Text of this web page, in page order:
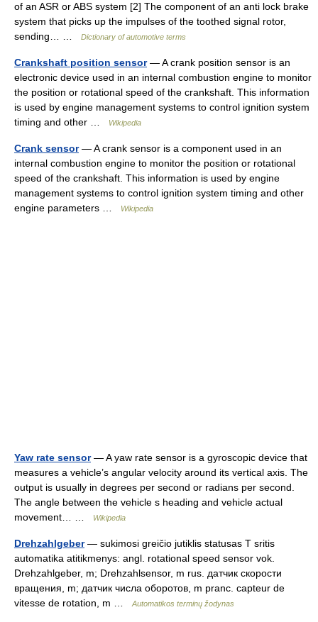
of an ASR or ABS system [2] The component of an anti lock brake
system that picks up the impulses of the toothed signal rotor,
sending… …
Dictionary of automotive terms
Crankshaft position sensor— A crank position sensor is an
electronic device used in an internal combustion engine to monitor
the position or rotational speed of the crankshaft. This information
is used by engine management systems to control ignition system
timing and other …
Wikipedia
Crank sensor— A crank sensor is a component used in an
internal combustion engine to monitor the position or rotational
speed of the crankshaft. This information is used by engine
management systems to control ignition system timing and other
engine parameters …
Wikipedia
Yaw rate sensor— A yaw rate sensor is a gyroscopic device that
measures a vehicle’s angular velocity around its vertical axis. The
output is usually in degrees per second or radians per second.
The angle between the vehicle s heading and vehicle actual
movement… …
Wikipedia
Drehzahlgeber— sukimosi greičio jutiklis statusas T sritis
automatika atitikmenys: angl. rotational speed sensor vok.
Drehzahlgeber, m; Drehzahlsensor, m rus. датчик скорости
вращения, m; датчик числа оборотов, m pranc. capteur de
vitesse de rotation, m …
Automatikos terminų žodynas